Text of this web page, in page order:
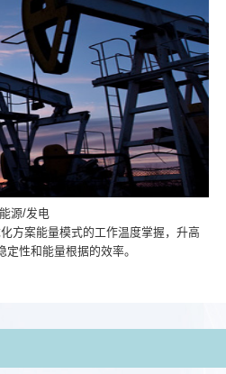
能源/发电
方案能量模式的工作温度掌握，升高
定性和能量根据的效率。